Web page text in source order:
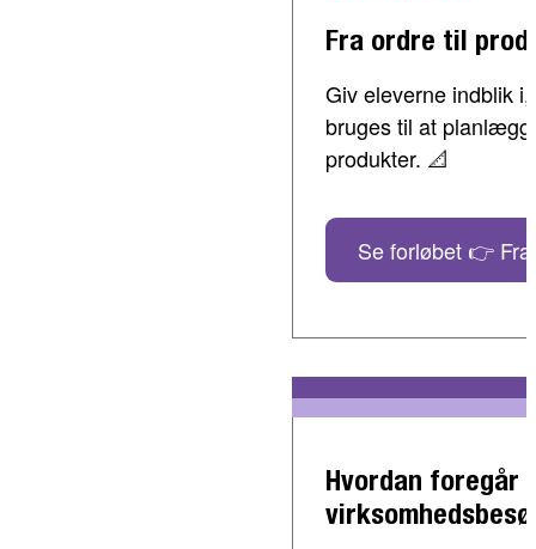
Fra ordre til
Giv eleverne indblik
bruges til at
produkter. 📐
Se forløbet 👉
Hvordan foregår